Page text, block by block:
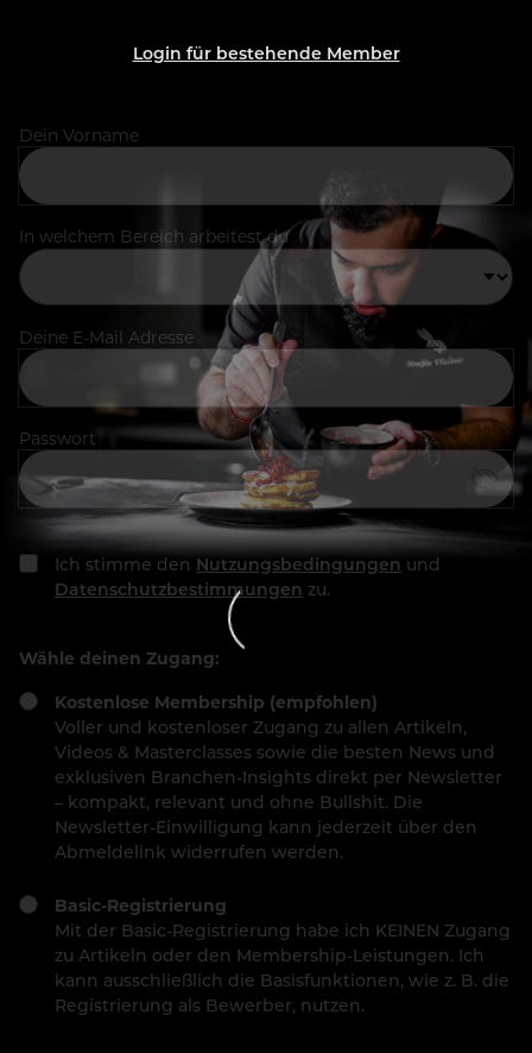
Login für bestehende Member
Dein Vorname
In welchem Bereich arbeitest du
Deine E-Mail Adresse
Passwort
Ich stimme den Nutzungsbedingungen und
Datenschutzbestimmungen zu.
Wähle deinen Zugang:
Kostenlose Membership (empfohlen)
Voller und kostenloser Zugang zu allen Artikeln,
Videos & Masterclasses sowie die besten News und
exklusiven Branchen-Insights direkt per Newsletter
– kompakt, relevant und ohne Bullshit. Die
Newsletter-Einwilligung kann jederzeit über den
Abmeldelink widerrufen werden.
Basic-Registrierung
Mit der Basic-Registrierung habe ich KEINEN Zugang
zu Artikeln oder den Membership-Leistungen. Ich
kann ausschließlich die Basisfunktionen, wie z. B. die
Registrierung als Bewerber, nutzen.